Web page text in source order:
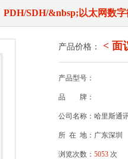
PDH/SDH/&nbsp;以太网数
产品价格： < 面
产品型号：
品 牌：
公司名称：哈里斯通
所 在 地：广东深圳
浏览次数： 5053 次